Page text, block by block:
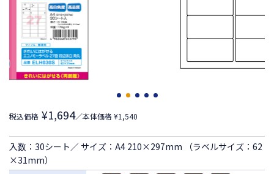
税込価格 ¥1,694／本体価格 ¥1,540
入数：30シート／ サイズ：A4 210×297mm （ラベルサイズ：62
×31mm）